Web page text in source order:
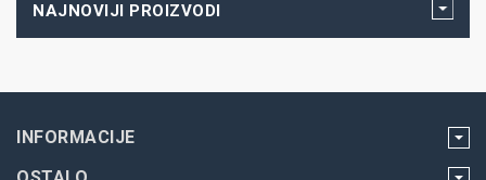
NAJNOVIJI PROIZVODI
INFORMACIJE